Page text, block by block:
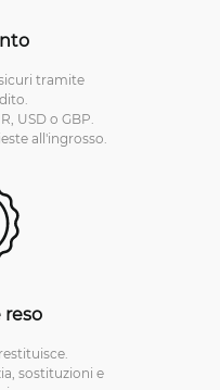
tramite
USD o GBP.
all'ingrosso.
reso
sostituzioni e